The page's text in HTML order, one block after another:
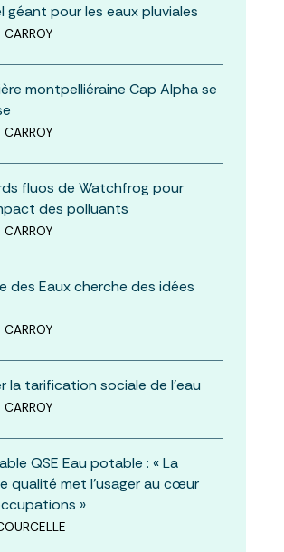
géant pour les eaux pluviales
montpelliéraine Cap Alpha se
fluos de Watchfrog pour
des polluants
des Eaux cherche des idées
la tarification sociale de l'eau
QSE Eau potable : « La
qualité met l'usager au cœur
»